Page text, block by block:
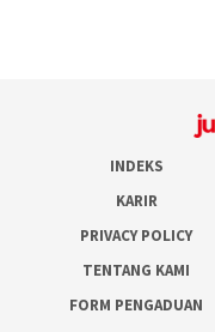
INDEKS
KARIR
PRIVACY POLICY
TENTANG KAMI
FORM PENGADUAN